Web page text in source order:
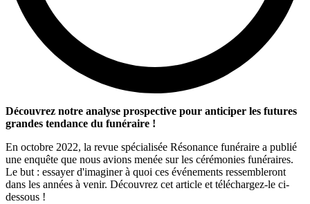
Découvrez notre analyse prospective pour anticiper les futures
grandes tendance du funéraire !
En octobre 2022, la revue spécialisée Résonance funéraire a publié
une enquête que nous avions menée sur les cérémonies funéraires.
Le but : essayer d'imaginer à quoi ces événements ressembleront
dans les années à venir. Découvrez cet article et téléchargez-le ci-
dessous !